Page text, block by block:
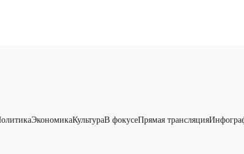
ЭкономикаКультураВ фокусеПрямая трансляция